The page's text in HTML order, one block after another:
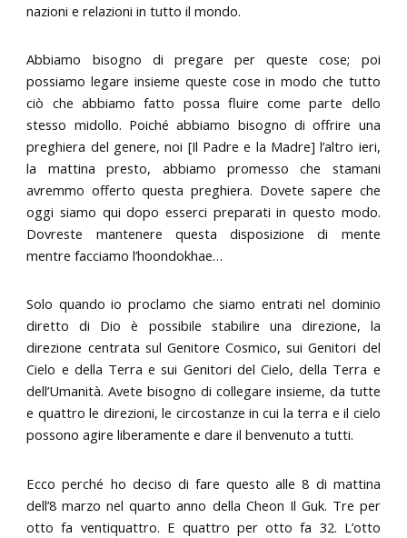
nazioni e relazioni in tutto il mondo.
Abbiamo bisogno di pregare per queste cose; poi
possiamo legare insieme queste cose in modo che tutto
ciò che abbiamo fatto possa fluire come parte dello
stesso midollo. Poiché abbiamo bisogno di offrire una
preghiera del genere, noi [Il Padre e la Madre] l’altro ieri,
la mattina presto, abbiamo promesso che stamani
avremmo offerto questa preghiera. Dovete sapere che
oggi siamo qui dopo esserci preparati in questo modo.
Dovreste mantenere questa disposizione di mente
mentre facciamo l’hoondokhae…
Solo quando io proclamo che siamo entrati nel dominio
diretto di Dio è possibile stabilire una direzione, la
direzione centrata sul Genitore Cosmico, sui Genitori del
Cielo e della Terra e sui Genitori del Cielo, della Terra e
dell’Umanità. Avete bisogno di collegare insieme, da tutte
e quattro le direzioni, le circostanze in cui la terra e il cielo
possono agire liberamente e dare il benvenuto a tutti.
Ecco perché ho deciso di fare questo alle 8 di mattina
dell’8 marzo nel quarto anno della Cheon Il Guk. Tre per
otto fa ventiquattro. E quattro per otto fa 32. L’otto